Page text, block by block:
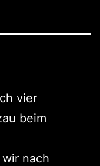
vier
beim
nach